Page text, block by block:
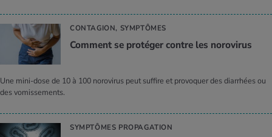
CONTAGION, SYMPTÔMES
Com­ment se pro­té­ger contre les noro­vi­rus
Une mini-dose de 10 à 100 norovirus peut suffire et provoquer des diarrhées ou
des vomissements.
SYMPTÔMES PROPAGATION